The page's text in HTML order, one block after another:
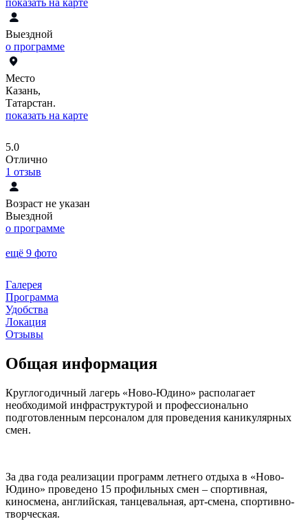
Выездной
о программе
Место
Казань,
Татарстан.
показать на карте
5.0
Отлично
1 отзыв
Возраст не указан
Выездной
о программе
ещё 9 фото
Галерея
Программа
Удобства
Локация
Отзывы
Общая информация
Круглогодичный лагерь «Ново-Юдино» располагает
необходимой инфраструктурой и профессионально
подготовленным персоналом для проведения каникулярных
смен.
За два года реализации программ летнего отдыха в «Ново-
Юдино» проведено 15 профильных смен – спортивная,
киносмена, английская, танцевальная, арт-смена, спортивно-
творческая.